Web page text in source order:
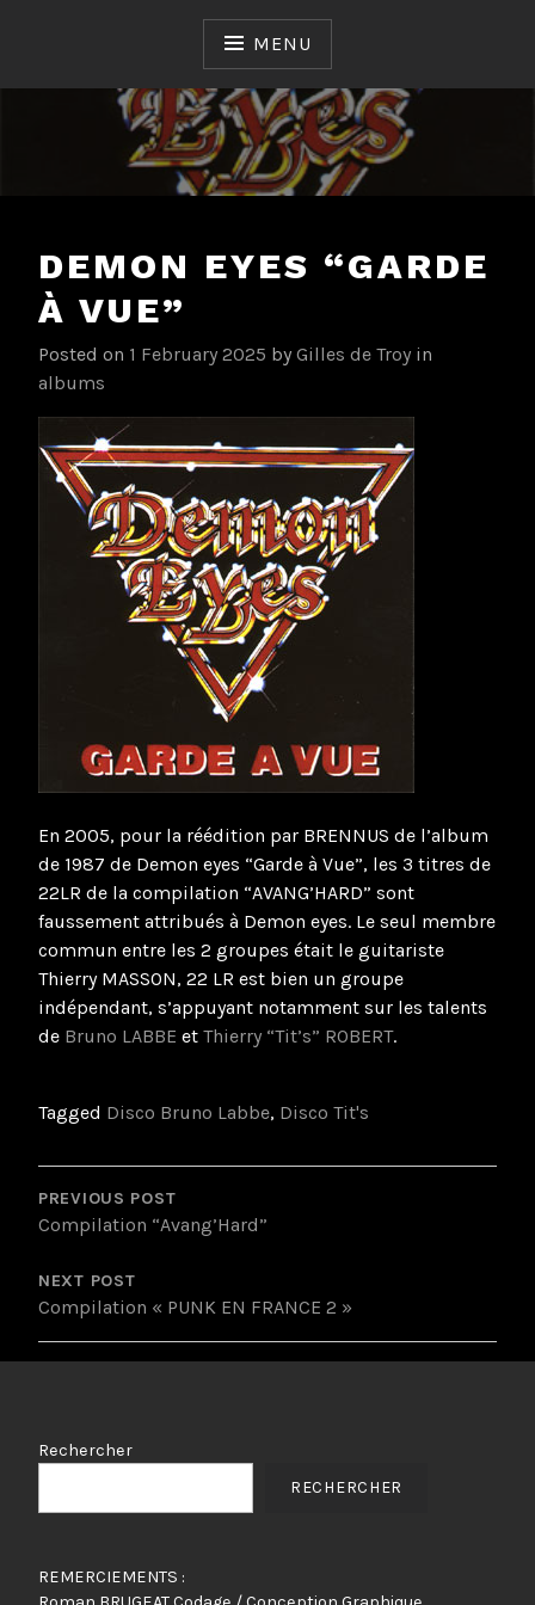
MENU
TROYAN FORGE
Ceux qui ont fait et font l'Histoire du Hard & Heavy
Français
DEMON EYES “GARDE
À VUE”
Posted on 1 February 2025 by Gilles de Troy in
albums
En 2005, pour la réédition par BRENNUS de l’album
de 1987 de Demon eyes “Garde à Vue”, les 3 titres de
22LR de la compilation “AVANG’HARD” sont
faussement attribués à Demon eyes. Le seul membre
commun entre les 2 groupes était le guitariste
Thierry MASSON, 22 LR est bien un groupe
indépendant, s’appuyant notamment sur les talents
de Bruno LABBE et Thierry “Tit’s” ROBERT.
Tagged Disco Bruno Labbe, Disco Tit's
POST
NAVIGATION
PREVIOUS POST
Compilation “Avang’Hard”
NEXT POST
Compilation « PUNK EN FRANCE 2 »
Rechercher
RECHERCHER
REMERCIEMENTS :